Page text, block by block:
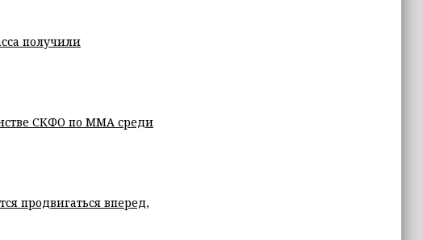
получили
СКФО по ММА среди
продвигаться вперед,